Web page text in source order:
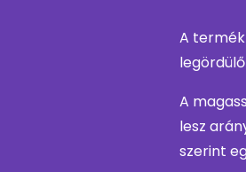
A
A
lesz
szerint